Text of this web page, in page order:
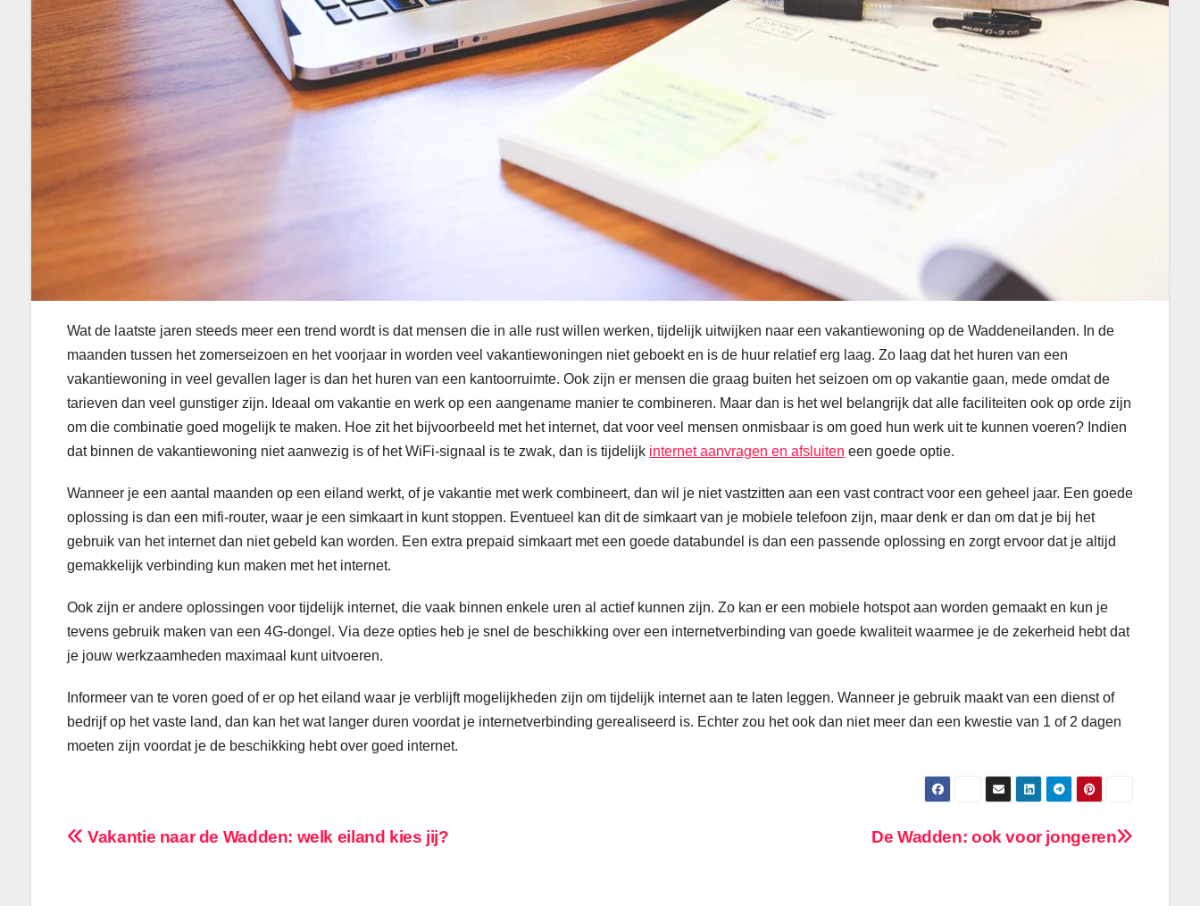
Wat de laatste jaren steeds meer een trend wordt is dat mensen die in alle rust willen werken, tijdelijk uitwijken naar een vakantiewoning op de Waddeneilanden. In de
maanden tussen het zomerseizoen en het voorjaar in worden veel vakantiewoningen niet geboekt en is de huur relatief erg laag. Zo laag dat het huren van een
vakantiewoning in veel gevallen lager is dan het huren van een kantoorruimte. Ook zijn er mensen die graag buiten het seizoen om op vakantie gaan, mede omdat de
tarieven dan veel gunstiger zijn. Ideaal om vakantie en werk op een aangename manier te combineren. Maar dan is het wel belangrijk dat alle faciliteiten ook op orde zijn
om die combinatie goed mogelijk te maken. Hoe zit het bijvoorbeeld met het internet, dat voor veel mensen onmisbaar is om goed hun werk uit te kunnen voeren? Indien
dat binnen de vakantiewoning niet aanwezig is of het WiFi-signaal is te zwak, dan is tijdelijk internet aanvragen en afsluiten een goede optie.
Wanneer je een aantal maanden op een eiland werkt, of je vakantie met werk combineert, dan wil je niet vastzitten aan een vast contract voor een geheel jaar. Een goede
oplossing is dan een mifi-router, waar je een simkaart in kunt stoppen. Eventueel kan dit de simkaart van je mobiele telefoon zijn, maar denk er dan om dat je bij het
gebruik van het internet dan niet gebeld kan worden. Een extra prepaid simkaart met een goede databundel is dan een passende oplossing en zorgt ervoor dat je altijd
gemakkelijk verbinding kun maken met het internet.
Ook zijn er andere oplossingen voor tijdelijk internet, die vaak binnen enkele uren al actief kunnen zijn. Zo kan er een mobiele hotspot aan worden gemaakt en kun je
tevens gebruik maken van een 4G-dongel. Via deze opties heb je snel de beschikking over een internetverbinding van goede kwaliteit waarmee je de zekerheid hebt dat
je jouw werkzaamheden maximaal kunt uitvoeren.
Informeer van te voren goed of er op het eiland waar je verblijft mogelijkheden zijn om tijdelijk internet aan te laten leggen. Wanneer je gebruik maakt van een dienst of
bedrijf op het vaste land, dan kan het wat langer duren voordat je internetverbinding gerealiseerd is. Echter zou het ook dan niet meer dan een kwestie van 1 of 2 dagen
moeten zijn voordat je de beschikking hebt over goed internet.
Bericht
De Wadden: ook voor jongeren
Vakantie naar de Wadden: welk eiland kies jij?